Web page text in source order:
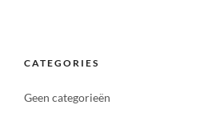
CATEGORIES
Geen categorieën